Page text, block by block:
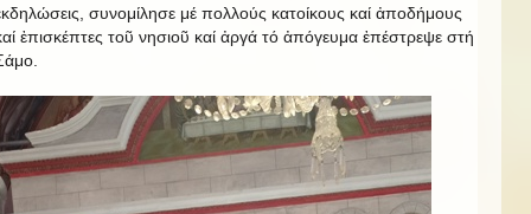
συνομίλησε μέ πολλούς κατοίκους καί ἀποδήμους
ἐπισκέπτες τοῦ νησιοῦ καί ἀργά τό ἀπόγευμα ἐπέστρεψε στή